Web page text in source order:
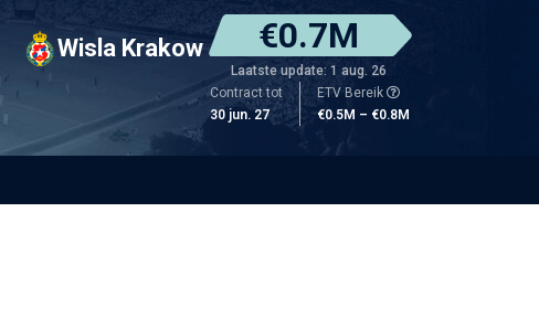
Wisla Krakow €0.7M
Laatste update: 1 aug. 26
Contract tot
30 jun. 27
ETV Bereik
€0.5M – €0.8M